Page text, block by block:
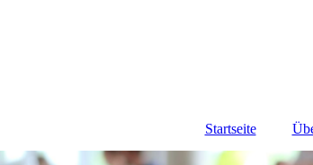
Startseite